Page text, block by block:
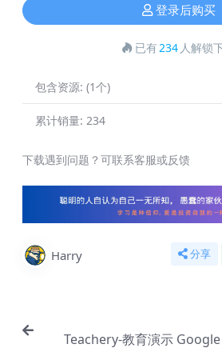
登录后购买
已有234 人解锁
包含资源: (1个)
累计销量: 234
下载遇到问题？可联系客服或反馈
Harry 分享
Teachery-教育演示 Google